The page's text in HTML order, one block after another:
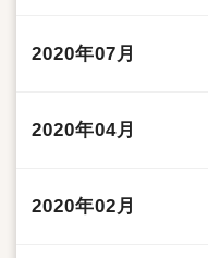
2020年07月
2020年04月
2020年02月